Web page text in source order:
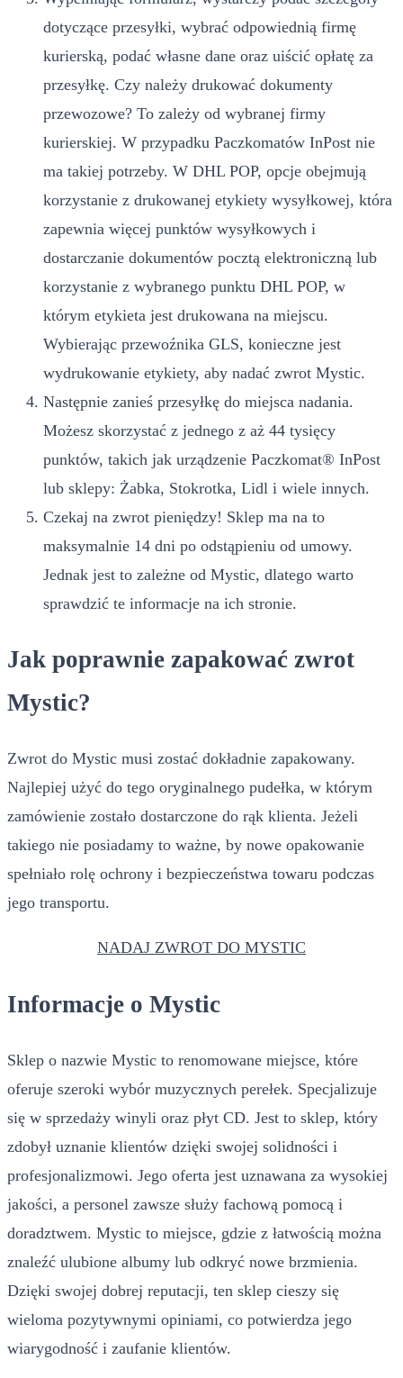
dotyczące przesyłki, wybrać odpowiednią firmę
kurierską, podać własne dane oraz uiścić opłatę za
przesyłkę. Czy należy drukować dokumenty
przewozowe? To zależy od wybranej firmy
kurierskiej. W przypadku Paczkomatów InPost nie
ma takiej potrzeby. W DHL POP, opcje obejmują
korzystanie z drukowanej etykiety wysyłkowej, która
zapewnia więcej punktów wysyłkowych i
dostarczanie dokumentów pocztą elektroniczną lub
korzystanie z wybranego punktu DHL POP, w
którym etykieta jest drukowana na miejscu.
Wybierając przewoźnika GLS, konieczne jest
wydrukowanie etykiety, aby nadać zwrot Mystic.
Następnie zanieś przesyłkę do miejsca nadania.
Możesz skorzystać z jednego z aż 44 tysięcy
punktów, takich jak urządzenie Paczkomat® InPost
lub sklepy: Żabka, Stokrotka, Lidl i wiele innych.
Czekaj na zwrot pieniędzy! Sklep ma na to
maksymalnie 14 dni po odstąpieniu od umowy.
Jednak jest to zależne od Mystic, dlatego warto
sprawdzić te informacje na ich stronie.
Jak poprawnie zapakować zwrot
Mystic?
Zwrot do Mystic musi zostać dokładnie zapakowany.
Najlepiej użyć do tego oryginalnego pudełka, w którym
zamówienie zostało dostarczone do rąk klienta. Jeżeli
takiego nie posiadamy to ważne, by nowe opakowanie
spełniało rolę ochrony i bezpieczeństwa towaru podczas
jego transportu.
NADAJ ZWROT DO MYSTIC
Informacje o Mystic
Sklep o nazwie Mystic to renomowane miejsce, które
oferuje szeroki wybór muzycznych perełek. Specjalizuje
się w sprzedaży winyli oraz płyt CD. Jest to sklep, który
zdobył uznanie klientów dzięki swojej solidności i
profesjonalizmowi. Jego oferta jest uznawana za wysokiej
jakości, a personel zawsze służy fachową pomocą i
doradztwem. Mystic to miejsce, gdzie z łatwością można
znaleźć ulubione albumy lub odkryć nowe brzmienia.
Dzięki swojej dobrej reputacji, ten sklep cieszy się
wieloma pozytywnymi opiniami, co potwierdza jego
wiarygodność i zaufanie klientów.